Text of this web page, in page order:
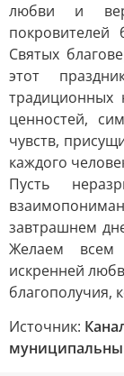
любви и
Святых
этот
традиционных
ценностей,
чувств,
каждого
Пусть
завтрашнем
Желаем всем
искренней
благополучия,
Источник: